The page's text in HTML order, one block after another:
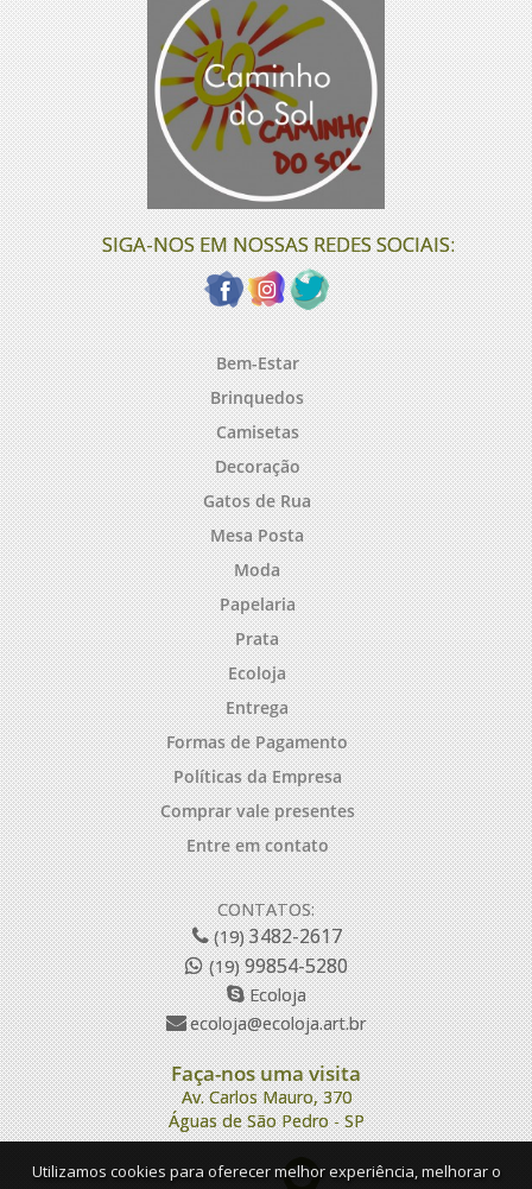
SIGA-NOS EM NOSSAS REDES SOCIAIS:
Bem-Estar
Brinquedos
Camisetas
Decoração
Gatos de Rua
Mesa Posta
Moda
Papelaria
Prata
Ecoloja
Entrega
Formas de Pagamento
Políticas da Empresa
Comprar vale presentes
Entre em contato
CONTATOS:
(19)3482-2617
(19)99854-5280
Ecoloja
ecoloja@ecoloja.art.br
Faça-nos uma visita
Av. Carlos Mauro, 370
Águas de São Pedro - SP
Utilizamos cookies para oferecer melhor experiência, melhorar o